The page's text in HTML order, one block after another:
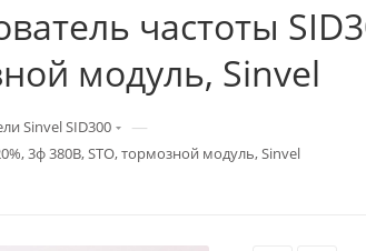
частоты
модуль, Sinvel
Sinvel SID300 —
3ф 380В, STO, тормозной модуль, Sinvel